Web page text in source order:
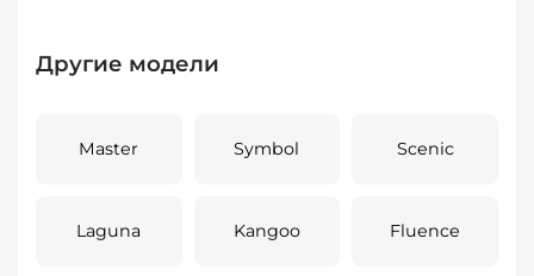
Другие модели
Master Symbol Scenic
Laguna Kangoo Fluence